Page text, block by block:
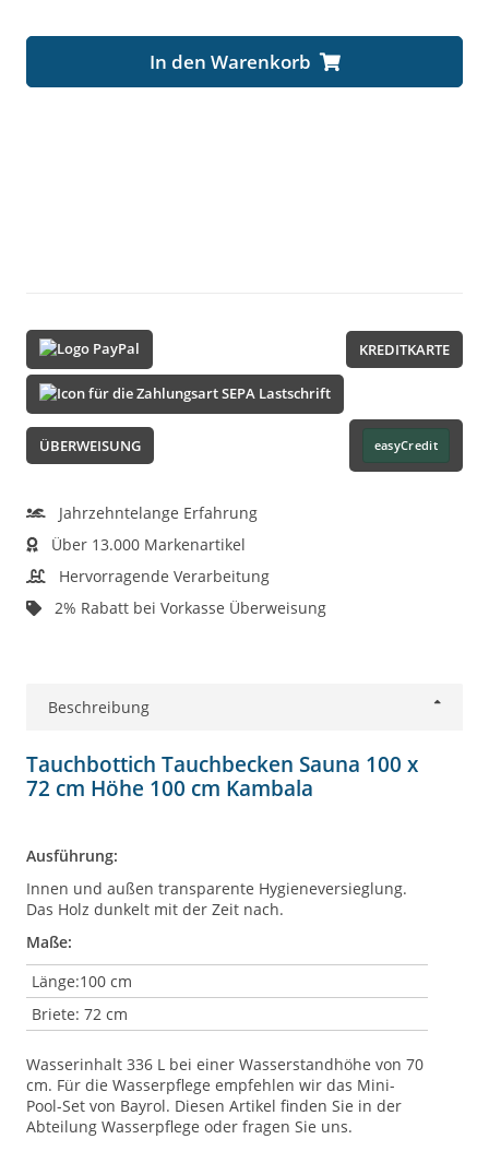
In den Warenkorb
KREDITKARTE
ÜBERWEISUNG easyCredit
Jahrzehntelange Erfahrung
Über 13.000 Markenartikel
Hervorragende Verarbeitung
2% Rabatt bei Vorkasse Überweisung
Beschreibung
Tauchbottich Tauchbecken Sauna 100 x
72 cm Höhe 100 cm Kambala
Ausführung:
Innen und außen transparente Hygieneversieglung.
Das Holz dunkelt mit der Zeit nach.
Maße:
Länge:100 cm
Briete: 72 cm
Wasserinhalt 336 L bei einer Wasserstandhöhe von 70
cm. Für die Wasserpflege empfehlen wir das Mini-
Pool-Set von Bayrol. Diesen Artikel finden Sie in der
Abteilung Wasserpflege oder fragen Sie uns.